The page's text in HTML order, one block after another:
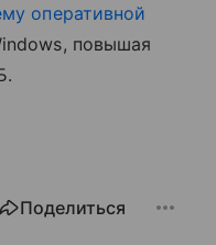
оперативной
повышая
Поделиться